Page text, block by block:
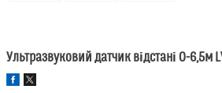
Ультразвуковий датчик відстані 0-6,5м